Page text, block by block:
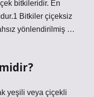
bitkileridir. En
Bitkiler çiçeksiz
yönlendirilmiş …
yeşili veya çiçekli